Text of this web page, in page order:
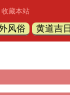
收藏本站
风俗
黄道吉日